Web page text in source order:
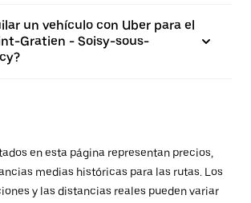
un vehículo con Uber para el
Gratien - Soisy-sous-
en esta página representan precios,
medias históricas para las rutas. Los
y las distancias reales pueden variar